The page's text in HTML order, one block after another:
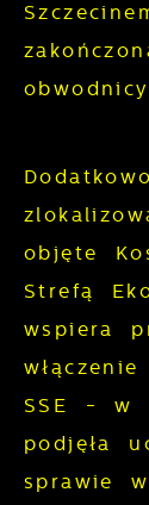
objęte
Strefą
wspiera
SSE - w
podjęła
sprawie
cookies
potrzeb.
Cookies
miejsca
pozwalają
serwisów
w formie
zgody na
Więcej
Dzięki
partnerów.
Więcej